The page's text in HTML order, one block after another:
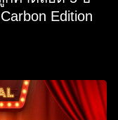
Edition